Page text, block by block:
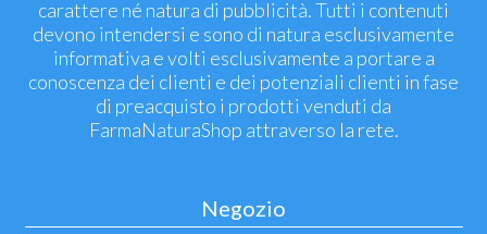
carattere né natura di pubblicità. Tutti i contenuti
devono intendersi e sono di natura esclusivamente
informativa e volti esclusivamente a portare a
conoscenza dei clienti e dei potenziali clienti in fase
di preacquisto i prodotti venduti da
FarmaNaturaShop attraverso la rete.
Negozio